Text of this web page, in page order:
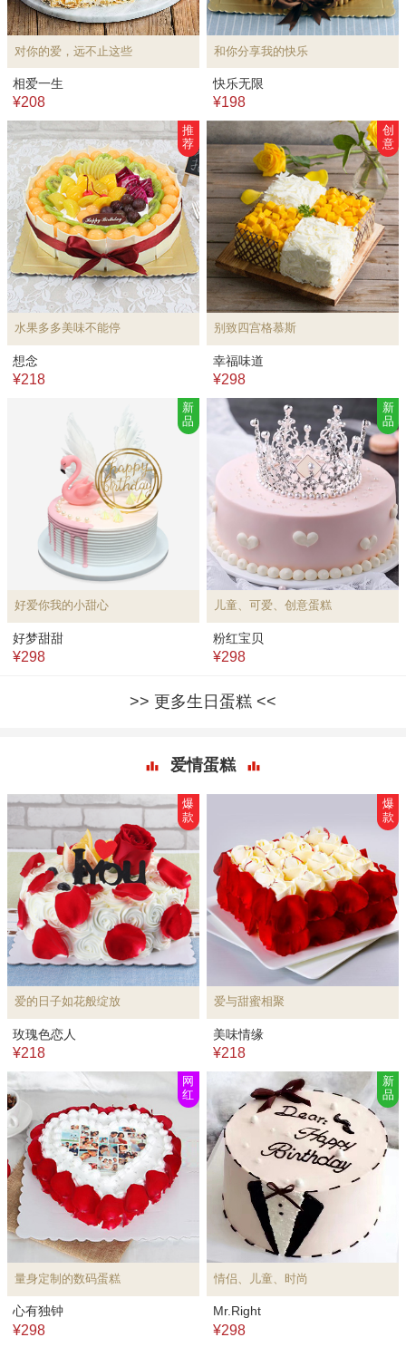
对你的爱，远不止这些
相爱一生
¥208
和你分享我的快乐
快乐无限
¥198
水果多多美味不能停
推
荐
想念
¥218
别致四宫格慕斯
创
意
幸福味道
¥298
好爱你我的小甜心
新
品
好梦甜甜
¥298
儿童、可爱、创意蛋糕
新
品
粉红宝贝
¥298
更多生日蛋糕
爱情蛋糕
爱的日子如花般绽放
爆
款
玫瑰色恋人
¥218
爱与甜蜜相聚
爆
款
美味情缘
¥218
量身定制的数码蛋糕
网
红
心有独钟
¥298
情侣、儿童、时尚
新
品
Mr.Right
¥298